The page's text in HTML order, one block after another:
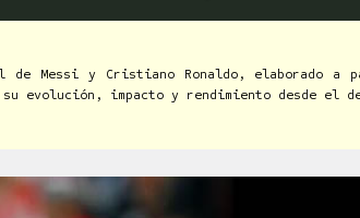
de Messi y Cristiano Ronaldo, elaborado
evolución, impacto y rendimiento desde el